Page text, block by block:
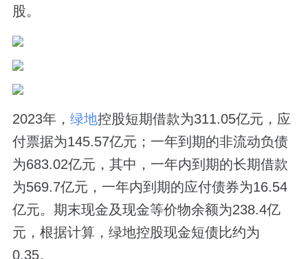
股。
2023年， 绿地控股短期借款为311.05亿元，应
付票据为145.57亿元；一年到期的非流动负债
为683.02亿元，其中，一年内到期的长期借款
为569.7亿元，一年内到期的应付债券为16.54
亿元。期末现金及现金等价物余额为238.4亿
元，根据计算，绿地控股现金短债比约为
0.35。